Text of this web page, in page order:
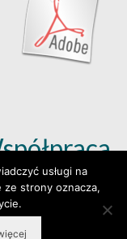
się więcej (klik)
usługi na
ze strony oznacza,